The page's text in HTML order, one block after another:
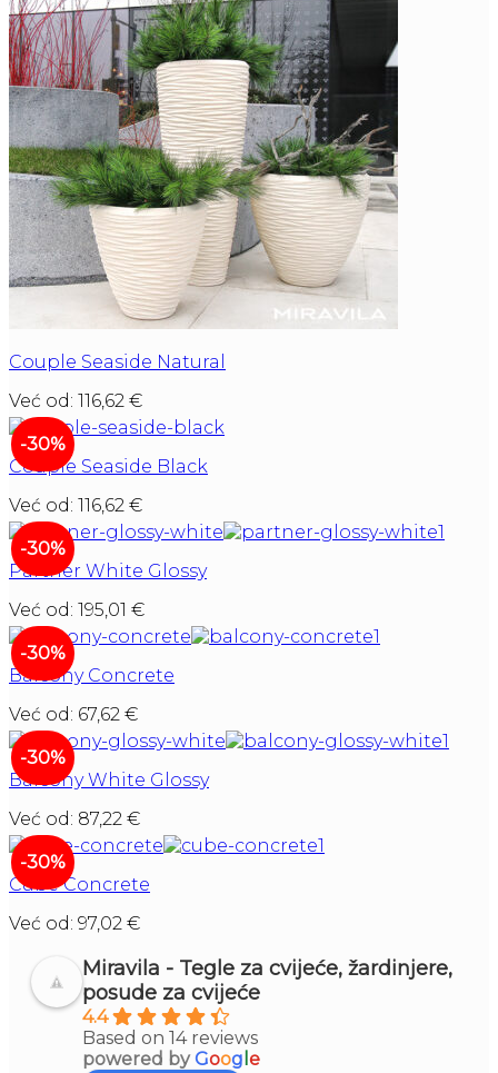
Couple Seaside Natural
Već od: 116,62 €
-30%
Couple Seaside Black
Već od: 116,62 €
-30%
Partner White Glossy
Već od: 195,01 €
-30%
Balcony Concrete
Već od: 67,62 €
-30%
Balcony White Glossy
Već od: 87,22 €
-30%
Cube Concrete
Već od: 97,02 €
Miravila - Tegle za cvijeće, žardinjere,
posude za cvijeće
4.4
Based on 14 reviews
powered byGoog e